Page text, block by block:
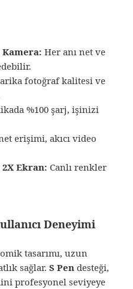
Kamera: Her anı net ve
fotoğraf kalitesi ve
%100 şarj, işinizi
erişimi, akıcı video
2X Ekran: Canlı renkler
Deneyimi
tasarımı, uzun
sağlar.S Pen desteği,
profesyonel seviyeye